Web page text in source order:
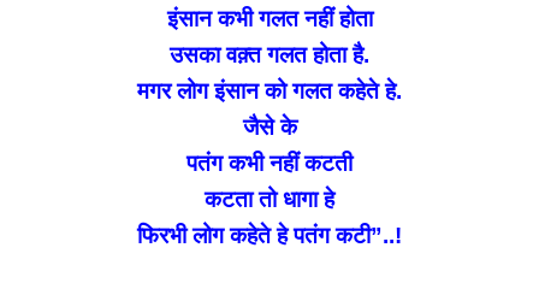
इंसान कभी गलत नहीं होता
उसका वक़्त गलत होता है.
मगर लोग इंसान को गलत कहेते हे.
जैसे के
पतंग कभी नहीं कटती
कटता तो धागा हे
फिरभी लोग कहेते हे पतंग कटी”..!